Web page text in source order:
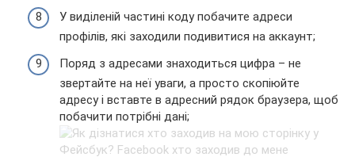
У виділеній частині коду побачите адреси
профілів, які заходили подивитися на аккаунт;
Поряд з адресами знаходиться цифра – не
звертайте на неї уваги, а просто скопіюйте
адресу і вставте в адресний рядок браузера, щоб
побачити потрібні дані;